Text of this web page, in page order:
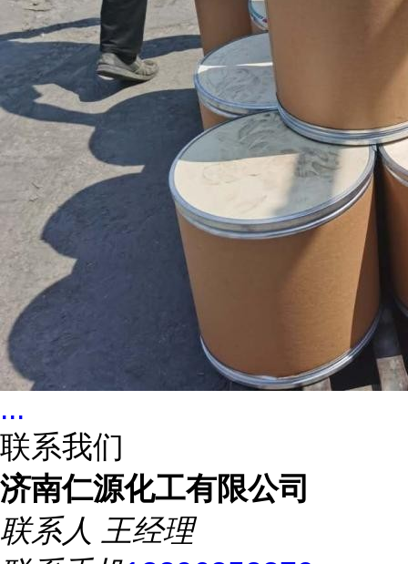
...
联系我们
济南仁源化工有限公司
联系人 王经理